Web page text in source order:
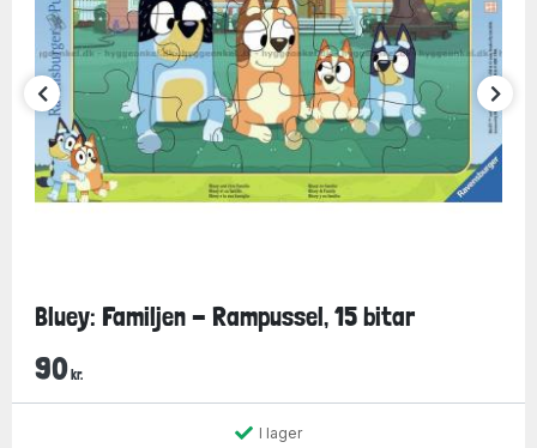
Bluey: Familjen - Rampussel, 15 bitar
90kr.
I lager